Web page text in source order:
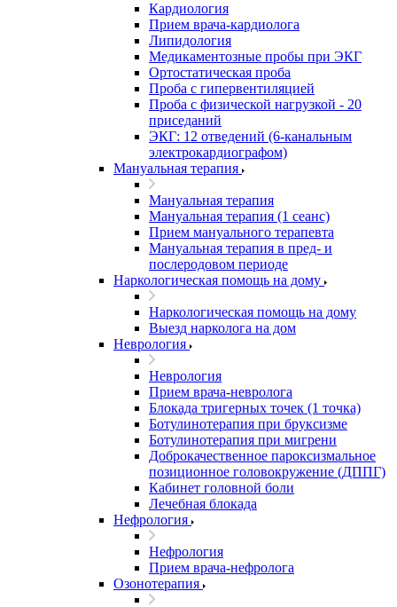
Кардиология
Прием врача-кардиолога
Липидология
Медикаментозные пробы при ЭКГ
Ортостатическая проба
Проба с гипервентиляцией
Проба с физической нагрузкой - 20
приседаний
ЭКГ: 12 отведений (6-канальным
электрокардиографом)
Мануальная терапия
Мануальная терапия
Мануальная терапия (1 сеанс)
Прием мануального терапевта
Мануальная терапия в пред- и
послеродовом периоде
Наркологическая помощь на дому
Наркологическая помощь на дому
Выезд нарколога на дом
Неврология
Неврология
Прием врача-невролога
Блокада тригерных точек (1 точка)
Ботулинотерапия при бруксизме
Ботулинотерапия при мигрени
Доброкачественное пароксизмальное
позиционное головокружение (ДППГ)
Кабинет головной боли
Лечебная блокада
Нефрология
Нефрология
Прием врача-нефролога
Озонотерапия